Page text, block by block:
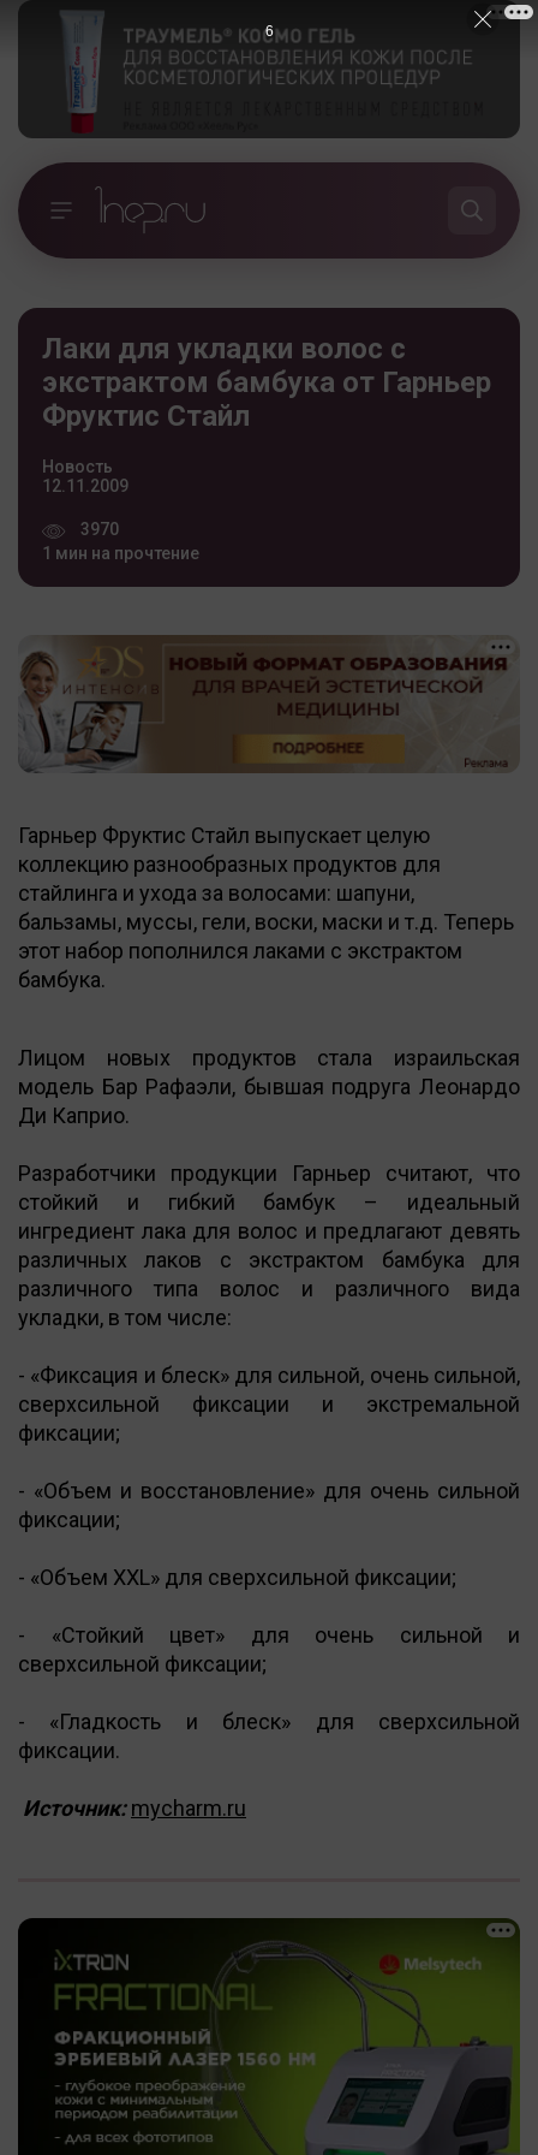
Лаки для укладки волос с
экстрактом бамбука от Гарньер
Фруктис Стайл
Новость
12.11.2009
3970
1 мин на прочтение
Гарньер Фруктис Стайл выпускает целую
коллекцию разнообразных продуктов для
стайлинга и ухода за волосами: шапуни,
бальзамы, муссы, гели, воски, маски и т.д. Теперь
этот набор пополнился лаками с экстрактом
бамбука.
Лицом новых продуктов стала израильская
модель Бар Рафаэли, бывшая подруга Леонардо
Ди Каприо.
Разработчики продукции Гарньер считают, что
стойкий и гибкий бамбук – идеальный
ингредиент лака для волос и предлагают девять
различных лаков с экстрактом бамбука для
различного типа волос и различного вида
укладки, в том числе:
- «Фиксация и блеск» для сильной, очень сильной,
сверхсильной фиксации и экстремальной
фиксации;
- «Объем и восстановление» для очень сильной
фиксации;
- «Объем XXL» для сверхсильной фиксации;
- «Стойкий цвет» для очень сильной и
сверхсильной фиксации;
- «Гладкость и блеск» для сверхсильной
фиксации.
Источник: mycharm.ru
5